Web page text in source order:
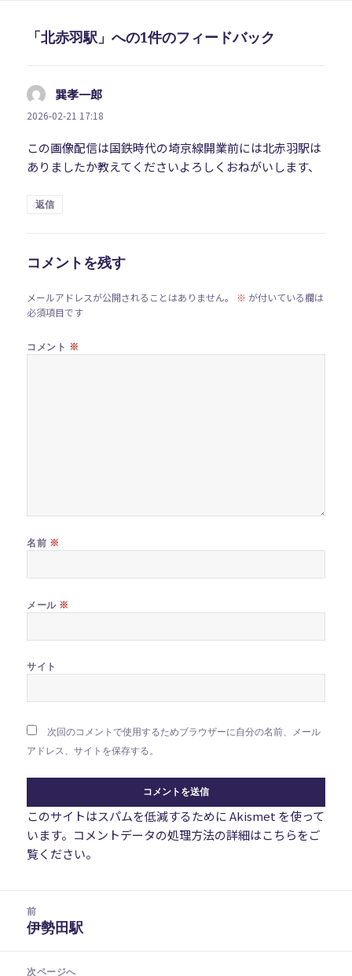
「北赤羽駅」への1件のフィードバック
巽孝一郎
り:
2026-02-21 17:18
この画像配信は国鉄時代の埼京線開業前には北赤羽駅は
ありましたか教えてくださいよろしくおねがいします、
返信
コメントを残す
メールアドレスが公開されることはありません。 ※ が付いている欄は
必須項目です
コメント ※
名前 ※
メール ※
サイト
次回のコメントで使用するためブラウザーに自分の名前、メール
アドレス、サイトを保存する。
このサイトはスパムを低減するために Akismet を使って
います。 コメントデータの処理方法の詳細はこちらをご
覧ください。
前
前
投
伊勢田駅
次ページへ